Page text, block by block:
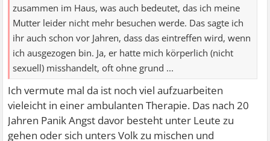
zusammen im Haus, was auch bedeutet, das ich meine
Mutter leider nicht mehr besuchen werde. Das sagte ich
ihr auch schon vor Jahren, dass das eintreffen wird, wenn
ich ausgezogen bin. Ja, er hatte mich körperlich (nicht
sexuell) misshandelt, oft ohne grund ...
Ich vermute mal da ist noch viel aufzuarbeiten
vieleicht in einer ambulanten Therapie. Das nach 20
Jahren Panik Angst davor besteht unter Leute zu
gehen oder sich unters Volk zu mischen und